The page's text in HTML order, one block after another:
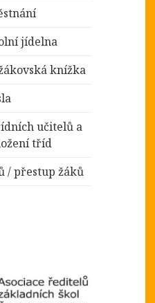
jídelna
knížka
učitelů a
tříd
/ přestup žáků